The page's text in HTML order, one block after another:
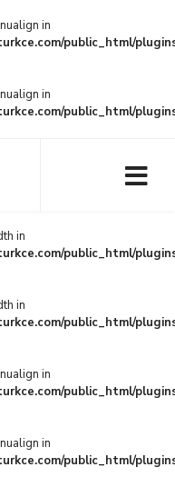
in
public_html/
in
public_html/
in
public_html/
in
public_html/
in
public_html/
in
public_html/